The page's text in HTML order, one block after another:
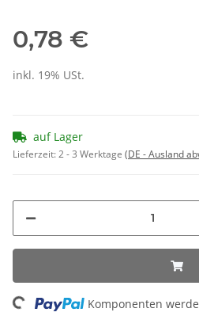
0,78 €
inkl. 19% USt.
auf Lager
Lieferzeit:2 - 3 Werktage (DE - Ausland
Komponenten